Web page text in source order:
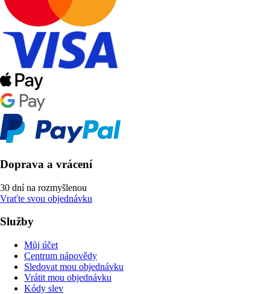
Doprava a vrácení
30 dní na rozmyšlenou
Vraťte svou objednávku
Služby
Můj účet
Centrum nápovědy
Sledovat mou objednávku
Vrátit mou objednávku
Kódy slev